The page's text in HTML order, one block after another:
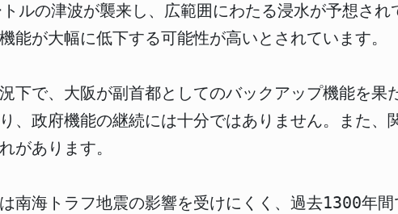
ルの津波が襲来し、広範囲にわたる浸水が予想さ
能が大幅に低下する可能性が高いとされています。
下で、大阪が副首都としてのバックアップ機能を果
、政府機能の継続には十分ではありません。また
があります。
南海トラフ地震の影響を受けにくく、過去1300年